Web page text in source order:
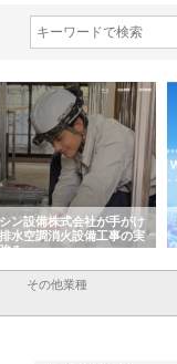
ン設備株式会社が手がけ
水空調消火設備工事の実
み
その他業種